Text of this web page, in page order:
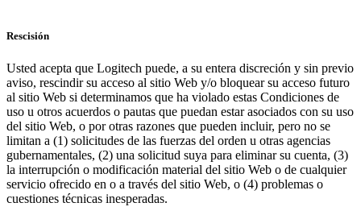
Rescisión
Usted acepta que Logitech puede, a su entera discreción y sin previo
aviso, rescindir su acceso al sitio Web y/o bloquear su acceso futuro
al sitio Web si determinamos que ha violado estas Condiciones de
uso u otros acuerdos o pautas que puedan estar asociados con su uso
del sitio Web, o por otras razones que pueden incluir, pero no se
limitan a (1) solicitudes de las fuerzas del orden u otras agencias
gubernamentales, (2) una solicitud suya para eliminar su cuenta, (3)
la interrupción o modificación material del sitio Web o de cualquier
servicio ofrecido en o a través del sitio Web, o (4) problemas o
cuestiones técnicas inesperadas.